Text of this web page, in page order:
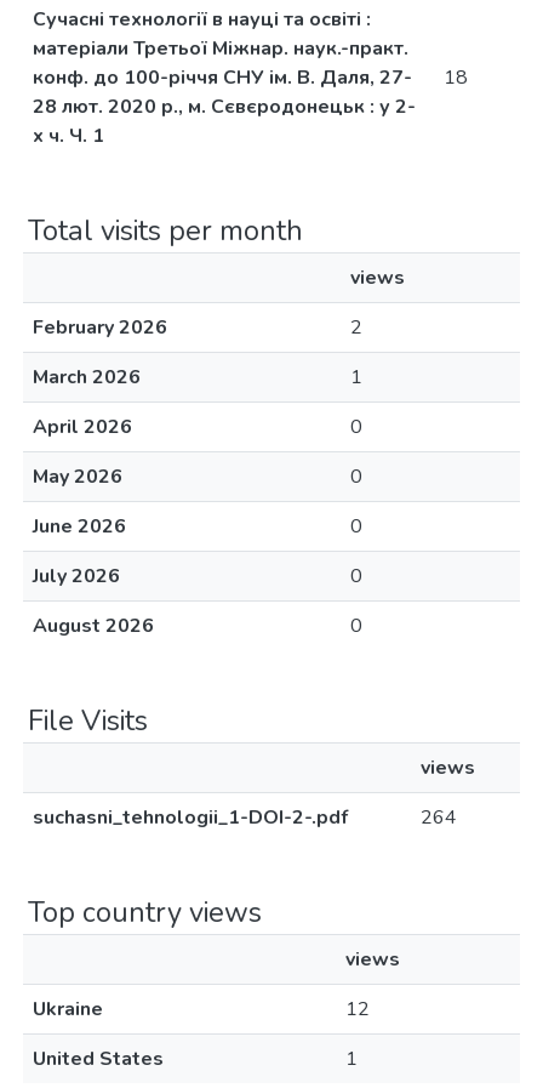
Сучасні технології в науці та освіті :
матеріали Третьої Міжнар. наук.-практ.
конф. до 100-річчя СНУ ім. В. Даля, 27-
28 лют. 2020 р., м. Сєвєродонецьк : у 2-
х ч. Ч. 1
18
Total visits per month
views
February 2026
2
March 2026
1
April 2026
0
May 2026
0
June 2026
0
July 2026
0
August 2026
0
File Visits
views
suchasni_tehnologii_1-DOI-2-.pdf
264
Top country views
views
Ukraine
12
United States
1